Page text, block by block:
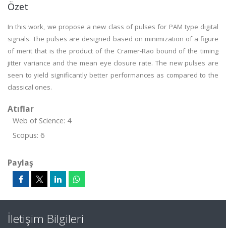
Özet
In this work, we propose a new class of pulses for PAM type digital
signals. The pulses are designed based on minimization of a figure
of merit that is the product of the Cramer-Rao bound of the timing
jitter variance and the mean eye closure rate. The new pulses are
seen to yield significantly better performances as compared to the
classical ones.
Atıflar
Web of Science: 4
Scopus: 6
Paylaş
İletişim Bilgileri